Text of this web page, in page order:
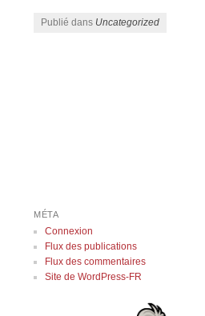
Publié dans Uncategorized
MÉTA
Connexion
Flux des publications
Flux des commentaires
Site de WordPress-FR